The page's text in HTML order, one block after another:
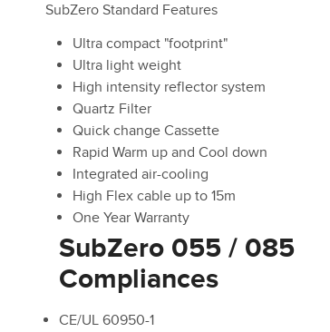
SubZero Standard Features
Ultra compact "footprint"
Ultra light weight
High intensity reflector system
Quartz Filter
Quick change Cassette
Rapid Warm up and Cool down
Integrated air-cooling
High Flex cable up to 15m
One Year Warranty
SubZero 055 / 085
Compliances
CE/UL 60950-1